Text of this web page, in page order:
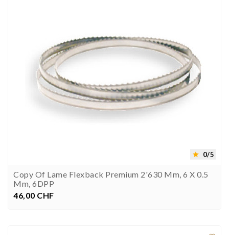
 0/5
Copy Of Lame Flexback Premium 2'630 Mm, 6 X 0.5
Mm, 6DPP
Prezzo
46,00 CHF